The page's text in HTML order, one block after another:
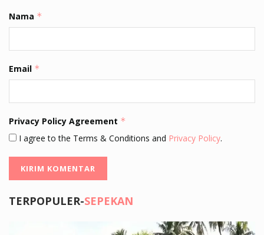
Nama *
Email *
Privacy Policy Agreement *
I agree to the Terms & Conditions and Privacy Policy.
TERPOPULER-SEPEKAN